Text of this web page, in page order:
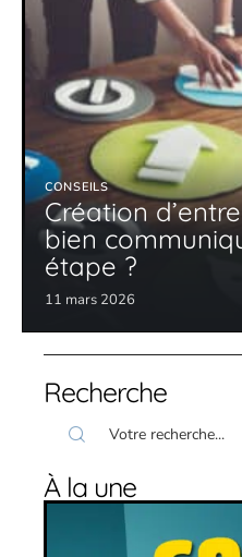
CONSEILS
Création
bien
étape ?
11 mars 2026
Recherche
À la une